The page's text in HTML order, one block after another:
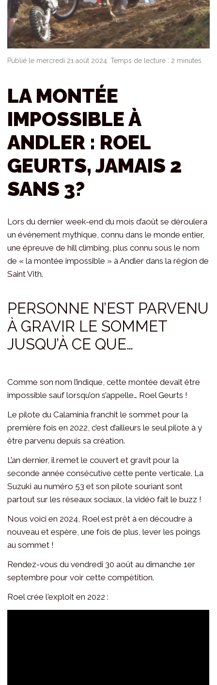
Publié le mercredi 21 août 2024. Temps de lecture : 2 minutes
LA MONTÉE
IMPOSSIBLE À
ANDLER : ROEL
GEURTS, JAMAIS 2
SANS 3?
Lors du dernier week-end du mois d’août se déroulera
un événement mythique, connu dans le monde entier,
une épreuve de hill climbing, plus connu sous le nom
de « la montée impossible » à Andler dans la région de
Saint Vith.
PERSONNE N’EST PARVENU
À GRAVIR LE SOMMET
JUSQU’À CE QUE…
Comme son nom l’indique, cette montée devait être
impossible sauf lorsqu’on s’appelle… Roel Geurts !
Le pilote du Calaminia franchit le sommet pour la
première fois en 2022, c’est d’ailleurs le seul pilote à y
être parvenu depuis sa création.
L’an dernier, il remet le couvert et gravit pour la
seconde année consécutive cette pente verticale. La
Suzuki au numéro 53 et son pilote souriant sont
partout sur les réseaux sociaux, la vidéo fait le buzz !
Nous voici en 2024, Roel est prêt à en découdre à
nouveau et espère, une fois de plus, lever les poings
au sommet !
Rendez-vous du vendredi 30 août au dimanche 1er
septembre pour voir cette compétition.
Roel crée l'exploit en 2022 :